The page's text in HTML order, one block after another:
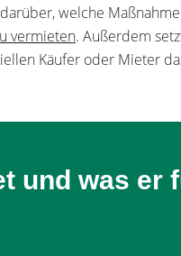
welche
vermieten. Außerdem
Käufer oder Mieter
und was er